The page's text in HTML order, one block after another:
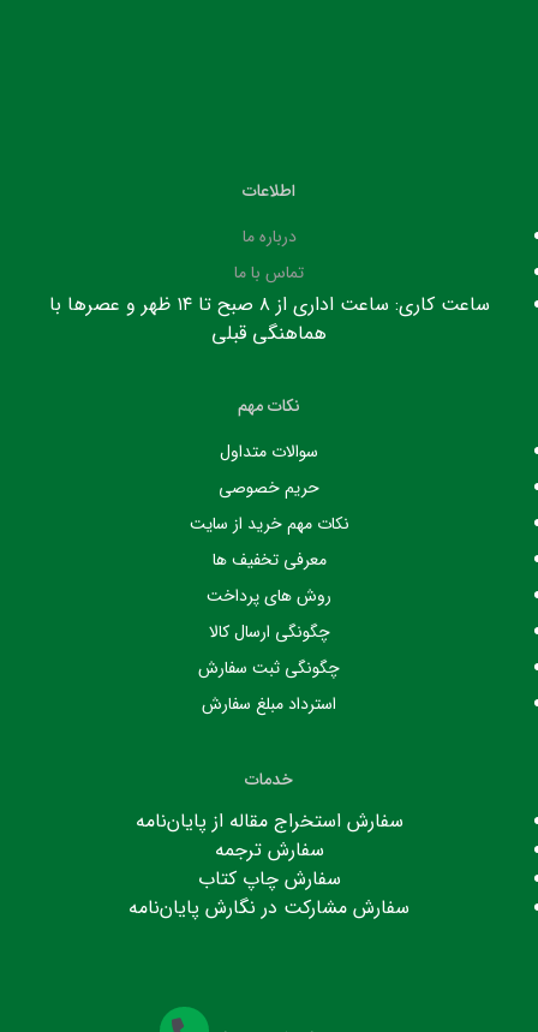
اطلاعات
درباره ما
تماس با ما
ساعت کاری: ساعت اداری از ۸ صبح تا ۱۴ ظهر و عصرها با
هماهنگی قبلی
نکات مهم
سوالات متداول
حریم خصوصی
نکات مهم خرید از سایت
معرفی تخفیف ها
روش های پرداخت
چگونگی ارسال کالا
چگونگی ثبت سفارش
استرداد مبلغ سفارش
خدمات
سفارش استخراج مقاله از پایان‌نامه
سفارش ترجمه
سفارش چاپ کتاب
سفارش مشارکت در نگارش پایان‌نامه